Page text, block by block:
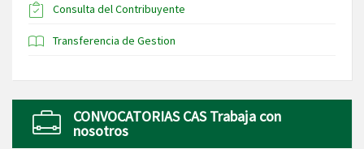
Consulta del Contribuyente
Transferencia de Gestion
CONVOCATORIAS CAS Trabaja con
nosotros